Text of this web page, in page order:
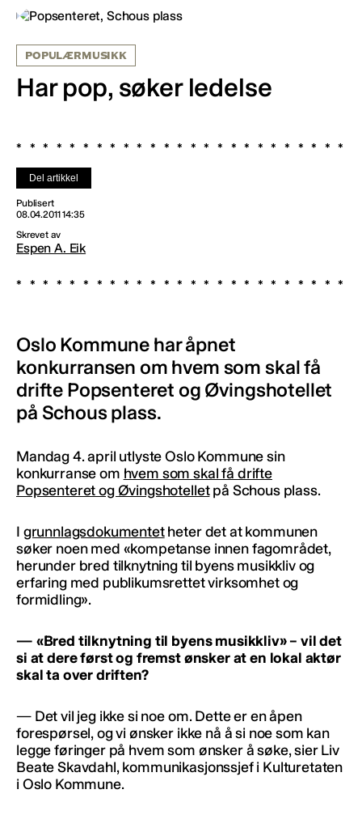
POPULÆRMUSIKK
Har pop, søker ledelse
Del artikkel
Publisert
08.04.2011 14:35
Skrevet av
Espen A. Eik
Oslo Kommune har åpnet
konkurransen om hvem som skal få
drifte Popsenteret og Øvingshotellet
på Schous plass.
Mandag 4. april utlyste Oslo Kommune sin
konkurranse om hvem som skal få drifte
Popsenteret og Øvingshotelletpå Schous plass.
I grunnlagsdokumentetheter det at kommunen
søker noen med «kompetanse innen fagområdet,
herunder bred tilknytning til byens musikkliv og
erfaring med publikumsrettet virksomhet og
formidling».
— «Bred tilknytning til byens musikkliv» – vil det
si at dere først og fremst ønsker at en lokal aktør
skal ta over driften?
— Det vil jeg ikke si noe om. Dette er en åpen
forespørsel, og vi ønsker ikke nå å si noe som kan
legge føringer på hvem som ønsker å søke, sier Liv
Beate Skavdahl, kommunikasjonssjef i Kulturetaten
i Oslo Kommune.